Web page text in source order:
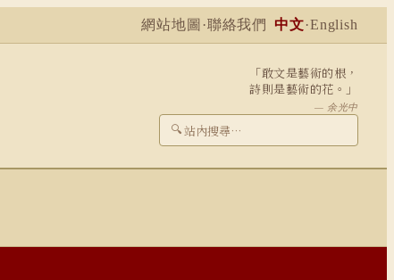
網站地圖 ·聯絡我們 中文·English
「敢文是藝術的根，
詩則是藝術的花。」
— 余光中
🔍